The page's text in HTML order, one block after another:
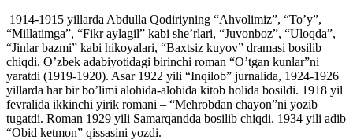
1914-1915 yillarda Abdulla Qodiriyning “Ahvolimiz”, “To’y”,
“Millatimga”, “Fikr aylagil” kabi she’rlari, “Juvonboz”, “Uloqda”,
“Jinlar bazmi” kabi hikoyalari, “Baxtsiz kuyov” dramasi bosilib
chiqdi. O’zbek adabiyotidagi birinchi roman “O’tgan kunlar”ni
yaratdi (1919-1920). Asar 1922 yili “Inqilob” jurnalida, 1924-1926
yillarda har bir bo’limi alohida-alohida kitob holida bosildi. 1918 yil
fevralida ikkinchi yirik romani – “Mehrobdan chayon”ni yozib
tugatdi. Roman 1929 yili Samarqandda bosilib chiqdi. 1934 yili adib
“Obid ketmon” qissasini yozdi.